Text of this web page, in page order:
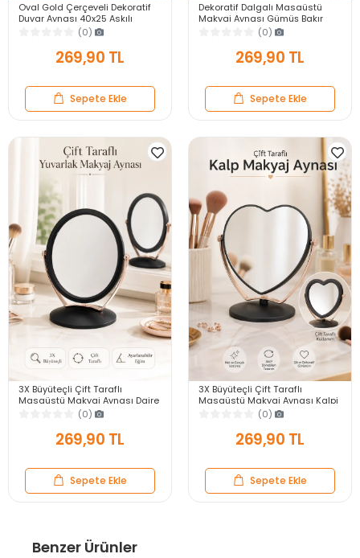
Oval Gold Çerçeveli Dekoratif
Duvar Aynası 40x25 Askılı
Modern Salon Antre Banyo
Yatak Odası Aynası
(0)
269,90 TL
Sepete Ekle
Dekoratif Dalgalı Masaüstü
Makyaj Aynası Gümüş Bakır
Çerçeveli Modern Yakın Duvar
(0)
269,90 TL
Sepete Ekle
3X Büyüteçli Çift Taraflı
Masaüstü Makyaj Aynası Daire
Siyah Rose Gold Standlı
Dekoratif Yakın Ayna
(0)
269,90 TL
Sepete Ekle
3X Büyüteçli Çift Taraflı
Masaüstü Makyaj Aynası Kalpi
Siyah Rose Gold Standlı
Dekoratif Yakın Ayna
(0)
269,90 TL
Sepete Ekle
Benzer Ürünler